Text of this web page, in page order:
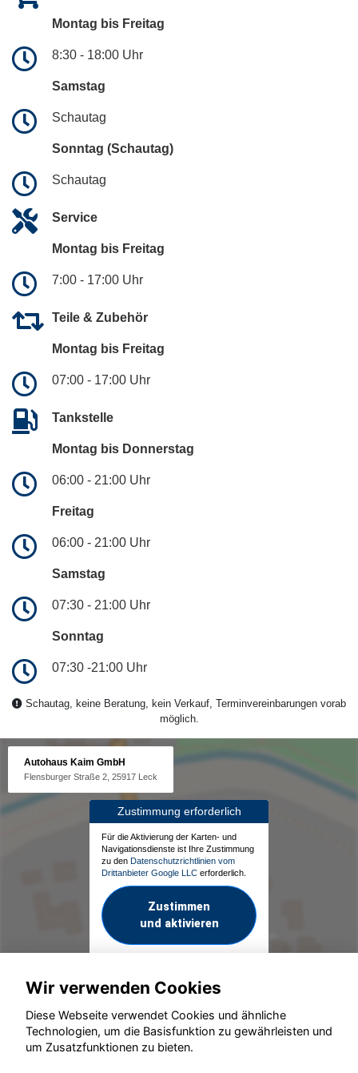
Montag bis Freitag
8:30 - 18:00 Uhr
Samstag
Schautag
Sonntag (Schautag)
Schautag
Service
Montag bis Freitag
7:00 - 17:00 Uhr
Teile & Zubehör
Montag bis Freitag
07:00 - 17:00 Uhr
Tankstelle
Montag bis Donnerstag
06:00 - 21:00 Uhr
Freitag
06:00 - 21:00 Uhr
Samstag
07:30 - 21:00 Uhr
Sonntag
07:30 -21:00 Uhr
Schautag, keine Beratung, kein Verkauf, Terminvereinbarungen vorab
möglich.
Autohaus Kaim GmbH
Flensburger Straße 2, 25917 Leck
Zustimmung erforderlich
Für die Aktivierung der Karten- und
Navigationsdienste ist Ihre Zustimmung
zu den Datenschutzrichtlinien vom
Drittanbieter Google LLC erforderlich.
Zustimmen
und aktivieren
© konjunkturmotor.de GmbH 2020 - 2026
Wir verwenden Cookies
Diese Webseite verwendet Cookies und ähnliche
Technologien, um die Basisfunktion zu gewährleisten und
um Zusatzfunktionen zu bieten.